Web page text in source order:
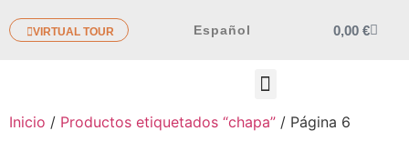
VIRTUAL TOUR Español 0,00 €
Inicio / Productos etiquetados “chapa” / Página 6